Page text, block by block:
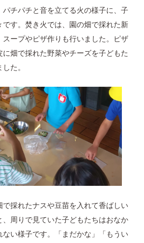
パチパチと音を立てる火の様子に、子
です。焚き火では、園の畑で採れた新
スープやピザ作りも行いました。ピザ
畑で採れた野菜やチーズを子どもた
た。
で採れたナスや豆苗を入れて香ばしい
、周りで見ていた子どもたちはおなか
ない様子です。「まだかな」「もうい